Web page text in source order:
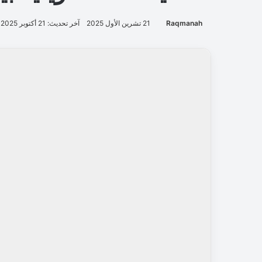
Raqmanah 21 تشرين الأول 2025 آخر تحديث: 21 أكتوبر 2025